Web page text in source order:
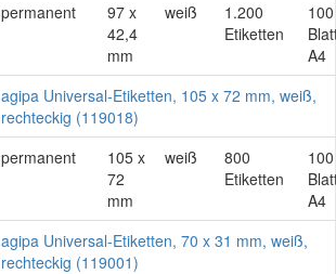
permanent
97 x
42,4
mm
weiß
1.200
Etiketten
100
A4
agipa Universal-Etiketten, 105 x 72 mm, weiß,
rechteckig (119018)
permanent
105 x
72
mm
weiß
800
Etiketten
100
A4
agipa Universal-Etiketten, 70 x 31 mm, weiß,
rechteckig (119001)